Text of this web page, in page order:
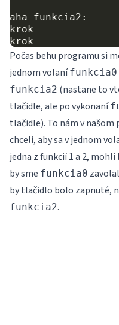
aha funkcia2:
krok
Počas behu programu si
jednom volanífunkcia0
funkcia2 (nastane to
tlačidle, ale po vykonaní
tlačidle). To nám v našom
chceli, aby sa v jednom
jedna z funkcií 1 a 2,
by sme funkcia0
by tlačidlo bolo zapnuté,
funkcia2.